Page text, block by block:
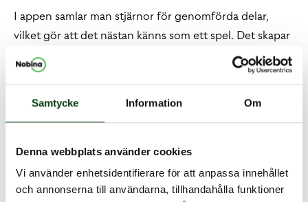
Samtycke Information Om
Denna webbplats använder cookies
Vi använder enhetsidentifierare för att anpassa innehållet
och annonserna till användarna, tillhandahålla funktioner
I appen samlar man stjärnor för genomförda delar,
vilket gör att det nästan känns som ett spel. Det skapar
motivation och gör att man vill fortsätta.
– Det är enkelt och professionellt. Man känner ingen
En utbildning för fler än man tror
Abdullah menar att utbildningen i Bussförarsvenska 1